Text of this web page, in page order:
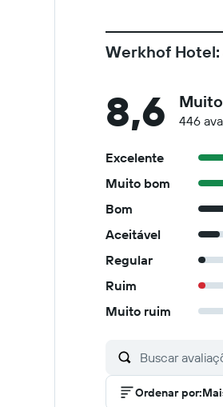
Werkhof
8,6 446
Excelente
Muito bom
Bom
Aceitável
Regular
Ruim
Muito ruim
Ordenar por: